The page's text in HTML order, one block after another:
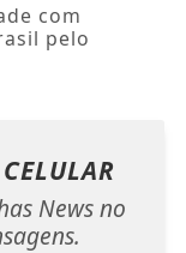
com
pelo
News no